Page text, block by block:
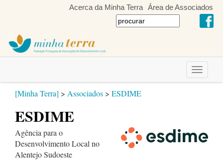
Acerca da Minha Terra Área de Associados
Toggle
[Minha Terra] > Associados > ESDIME
ESDIME
Agência para o
Desenvolvimento Local no
Alentejo Sudoeste